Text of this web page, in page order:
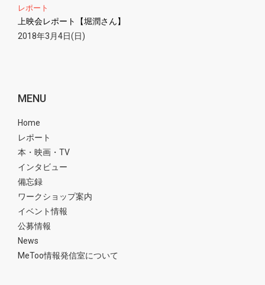
レポート
上映会レポート【堀潤さん】
2018年3月4日(日)
MENU
Home
レポート
本・映画・TV
インタビュー
備忘録
ワークショップ案内
イベント情報
公募情報
News
MeToo情報発信室について